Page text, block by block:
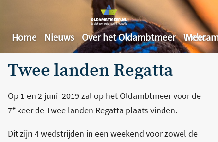
Home Nieuws Over het Oldambtmeer Meer
Twee landen Regatta
Op 1 en 2 juni 2019 zal op het Oldambtmeer voor de
7e keer de Twee landen Regatta plaats vinden.
Dit zijn 4 wedstrijden in een weekend voor zowel de